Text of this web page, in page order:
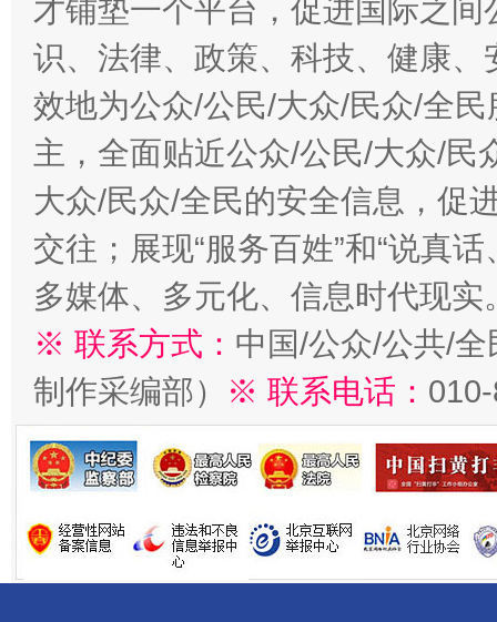
才铺垫一个平台，促进国际之
识、法律、政策、科技、健康
效地为公众/公民/大众/民众/全
主，全面贴近公众/公民/大众/民
大众/民众/全民的安全信息，促
交往；展现“服务百姓”和“说真
多媒体、多元化、信息时代现实
※ 联系方式： 中国/公众/公共/
制作采编部）
※ 联系电话：